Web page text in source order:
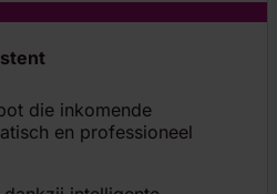
die inkomende
en professioneel